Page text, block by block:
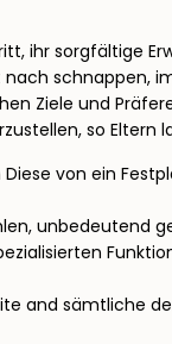
ihr sorgfältige
schnappen,
Ziele und
so Eltern
von ein
unbedeutend
and sämtliche